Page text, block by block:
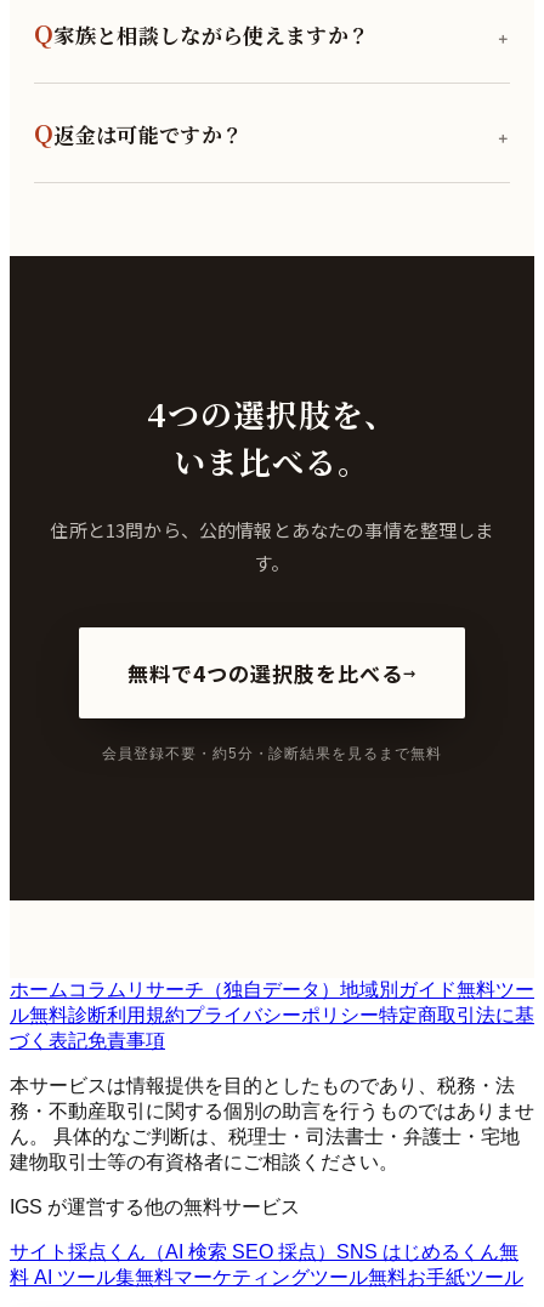
Q家族と相談しながら使えますか？ ＋
Q返金は可能ですか？ ＋
4つの選択肢を、
いま比べる。
住所と13問から、公的情報とあなたの事情を整理しま
す。
無料で4つの選択肢を比べる→
会員登録不要・約5分・診断結果を見るまで無料
ホーム コラム リサーチ（独自データ） 地域別ガイド無料ツー
ル無料診断利用規約プライバシーポリシー特定商取引法に基
づく表記免責事項
本サービスは情報提供を目的としたものであり、税務・法
務・不動産取引に関する個別の助言を行うものではありませ
ん。 具体的なご判断は、税理士・司法書士・弁護士・宅地
建物取引士等の有資格者にご相談ください。
IGS が運営する他の無料サービス
サイト採点くん（AI 検索 SEO 採点） SNS はじめるくん無
料 AI ツール集無料マーケティングツール無料お手紙ツール